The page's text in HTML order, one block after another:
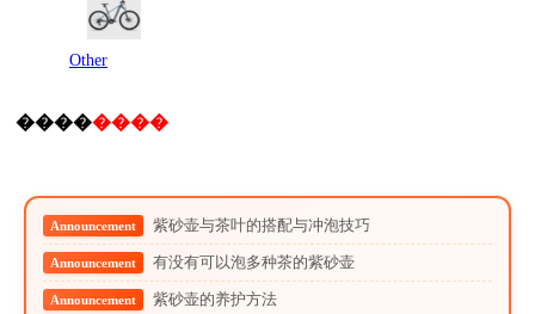
Other
��������
Announcement 紫砂壶与茶叶的搭配与冲泡技巧
Announcement 有没有可以泡多种茶的紫砂壶
Announcement 紫砂壶的养护方法